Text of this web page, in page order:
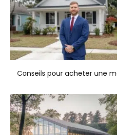
Conseils pour acheter une